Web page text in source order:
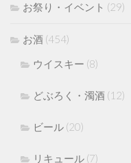
お祭り・イベント (29)
お酒 (454)
ウイスキー (8)
どぶろく・濁酒 (12)
ビール (20)
リキュール (7)